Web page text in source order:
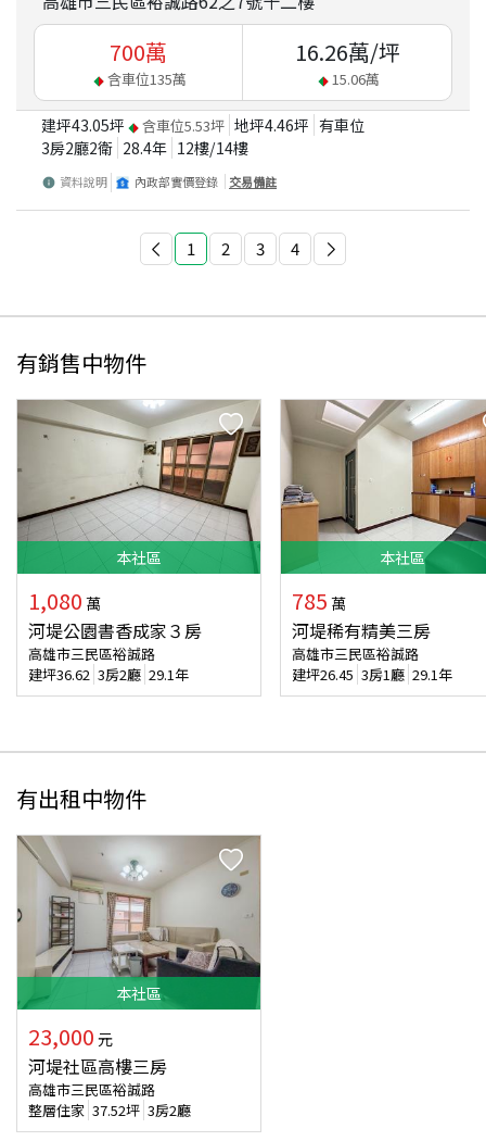
700萬
含車位135萬
16.26萬/坪
15.06萬
建坪43.05坪 含車位5.53坪 地坪4.46坪 有車位
3房2廳2衛 28.4年 12樓/14樓
資料說明 內政部實價登錄 交易備註
1 2 3 4
有銷售中物件
本社區
1,080 萬
河堤公園書香成家３房
高雄市三民區裕誠路
建坪36.62 3房2廳 29.1年
本社區
785 萬
河堤稀有精美三房
高雄市三民區裕誠路
建坪26.45 3房1廳 29.1年
有出租中物件
本社區
23,000 元
河堤社區高樓三房
高雄市三民區裕誠路
整層住家 37.52坪 3房2廳